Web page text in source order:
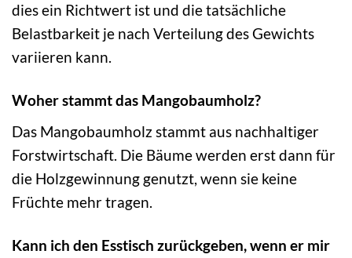
dies ein Richtwert ist und die tatsächliche
Belastbarkeit je nach Verteilung des Gewichts
variieren kann.
Woher stammt das Mangobaumholz?
Das Mangobaumholz stammt aus nachhaltiger
Forstwirtschaft. Die Bäume werden erst dann für
die Holzgewinnung genutzt, wenn sie keine
Früchte mehr tragen.
Kann ich den Esstisch zurückgeben, wenn er mir